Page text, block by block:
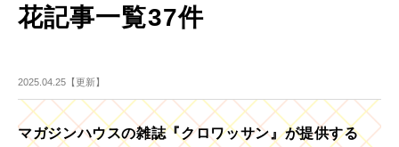
花記事一覧37件
2025.04.25【更新】
マガジンハウスの雑誌『クロワッサン』が提供する